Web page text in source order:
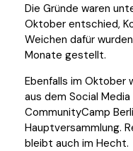
Die Gründe waren
Oktober entschied,
Weichen dafür
Monate gestellt.
Ebenfalls im Oktober
aus dem Social Media
CommunityCamp
Hauptversammlung.
bleibt auch im Hecht.